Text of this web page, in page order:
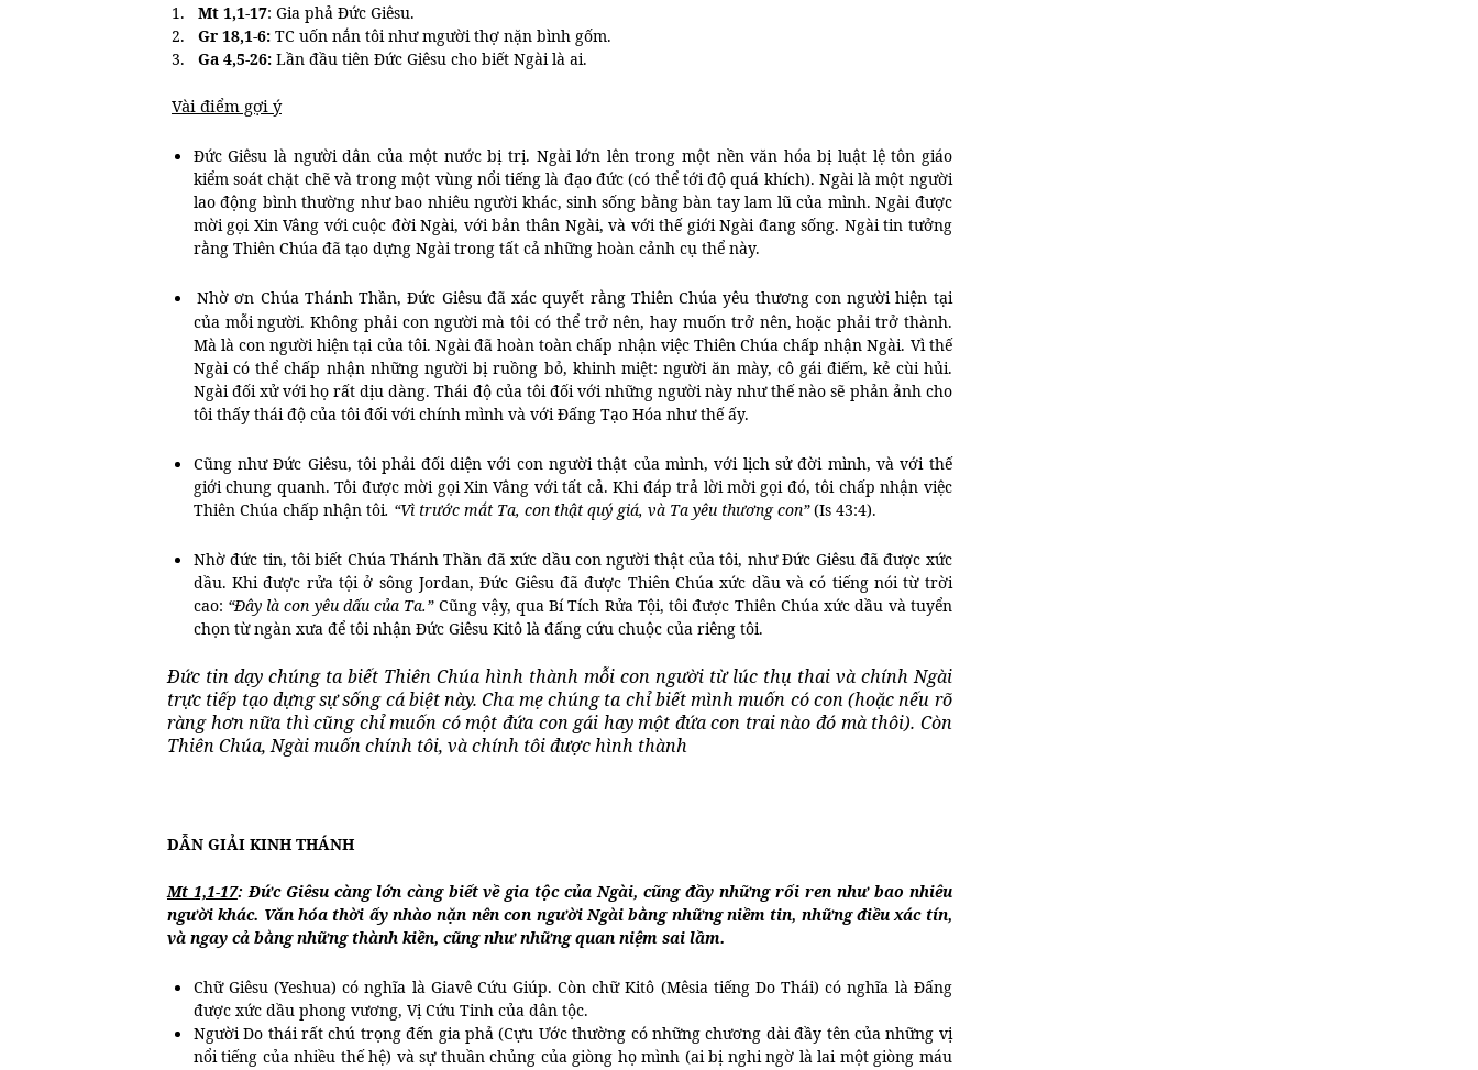
1. Mt 1,1-17: Gia phả Đức Giêsu.
2.
Gr 18,1-6: TC uốn nắn tôi như mgười thợ nặn bình gốm.
3.
Ga 4,5-26: Lần đầu tiên Đức Giêsu cho biết Ngài là ai.
Vài điểm gợi ý
Đức Giêsu là người dân của một nước bị trị. Ngài lớn lên trong một nền văn hóa bị luật lệ tôn giáo
kiểm soát chặt chẽ và trong một vùng nổi tiếng là đạo đức (có thể tới độ quá khích). Ngài là một người
lao động bình thường như bao nhiêu người khác, sinh sống bằng bàn tay lam lũ của mình. Ngài được
mời gọi Xin Vâng với cuộc đời Ngài, với bản thân Ngài, và với thế giới Ngài đang sống. Ngài tin tưởng
rằng Thiên Chúa đã tạo dựngNgài trong tất cả những hoàn cảnh cụ thể này.
Nhờ ơn Chúa Thánh Thần, Đức Giêsu đã xác quyết rằng Thiên Chúa yêu thương con người hiện tại
của mỗi người. Không phải con người mà tôi có thể trở nên, hay muốn trở nên, hoặc phải trở thành.
Mà là con người hiện tại của tôi. Ngài đã hoàn toàn chấp nhận việc Thiên Chúa chấp nhận Ngài. Vì thế
Ngài có thể chấp nhận những người bị ruồng bỏ, khinh miệt: người ăn mày, cô gái điếm, kẻ cùi hủi.
Ngài đối xử với họ rất dịu dàng. Thái độ của tôi đối với những người này như thế nào sẽ phản ảnh cho
tôi thấy thái độ của tôi đối với chính mình và với Đấng Tạo Hóa như thế ấy.
Cũng như Đức Giêsu, tôi phải đối diện với con người thật của mình, với lịch sử đời mình, và với thế
giới chung quanh. Tôi được mời gọi Xin Vâng với tất cả. Khi đáp trả lời mời gọi đó, tôi chấp nhận việc
Thiên Chúa chấp nhận tôi. “Vì trước mắt Ta, con thật quý giá, và Ta yêu thương con”(Is 43:4).
Nhờ đức tin, tôi biết Chúa Thánh Thần đã xức dầu con người thật của tôi, như Đức Giêsu đã được xức
dầu. Khi được rửa tội ở sông Jordan, Đức Giêsu đã được Thiên Chúa xức dầu và có tiếng nói từ trời
cao: “Đây là con yêu dấu của Ta.”Cũng vậy, qua Bí Tích Rửa Tội, tôi được Thiên Chúa xức dầu và tuyển
chọn từ ngàn xưa để tôi nhận Đức Giêsu Kitô là đấng cứu chuộc của riêng tôi.
Đức tin dạy chúng ta biết Thiên Chúa hình thành mỗi con người từ lúc thụ thai và chính Ngài
trực tiếp tạo dựng sự sống cá biệt này. Cha mẹ chúng ta chỉ biết mình muốn có con (hoặc nếu rõ
ràng hơn nữa thì cũng chỉ muốn có một đứa con gái hay một đứa con trai nào đó mà thôi). Còn
Thiên Chúa, Ngài muốn chính tôi, và chính tôi được hình thành
DẪN GIẢI KINH THÁNH
Mt 1,1-17: Đức Giêsu càng lớn càng biết về gia tộc của Ngài, cũng đầy những rối ren như bao nhiêu
người khác. Văn hóa thời ấy nhào nặn nên con người Ngài bằng những niềm tin, những điều xác tín,
và ngay cả bằng những thành kiền, cũng như những quan niệm sai lầm.
Chữ Giêsu (Yeshua) có nghĩa là Giavê Cứu Giúp. Còn chữ Kitô (Mêsia tiếng Do Thái) có nghĩa là Đấng
được xức dầu phong vương, Vị Cứu Tinh của dân tộc.
Người Do thái rất chú trọng đến gia phả (Cựu Ước thường có những chương dài đầy tên của những vị
nổi tiếng của nhiều thế hệ) và sự thuần chủng của giòng họ mình (ai bị nghi ngờ là lai một giòng máu